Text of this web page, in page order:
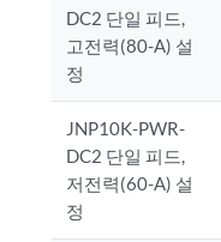
DC2 단일 피드,
고전력(80-A) 설
정
JNP10K-PWR-
DC2 단일 피드,
저전력(60-A) 설
정